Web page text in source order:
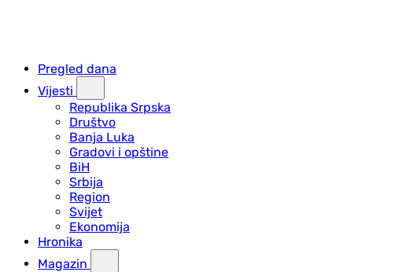
Pregled dana
Vijesti
Republika Srpska
Društvo
Banja Luka
Gradovi i opštine
BiH
Srbija
Region
Svijet
Ekonomija
Hronika
Magazin